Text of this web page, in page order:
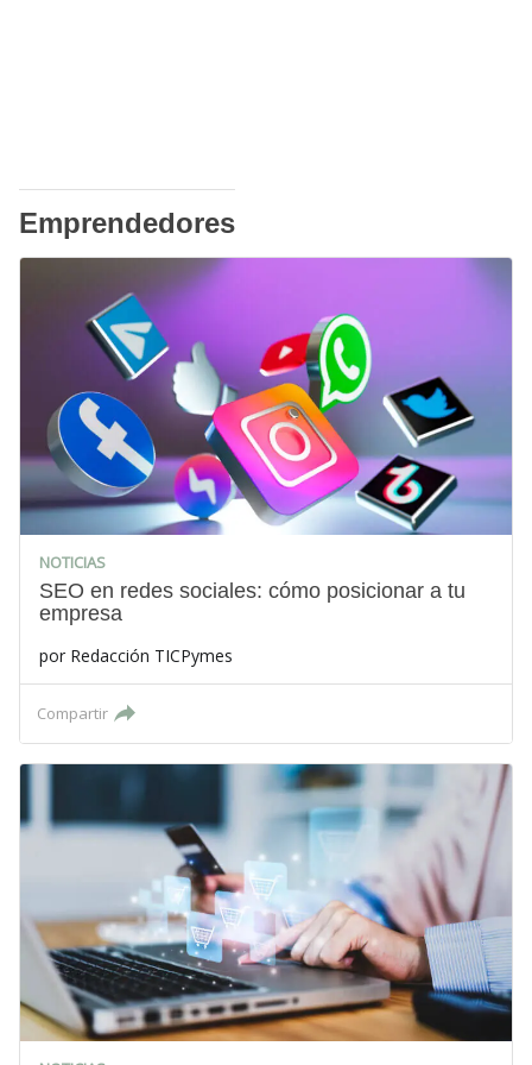
Emprendedores
NOTICIAS
SEO en redes sociales: cómo posicionar a tu
empresa
por Redacción TICPymes
Compartir